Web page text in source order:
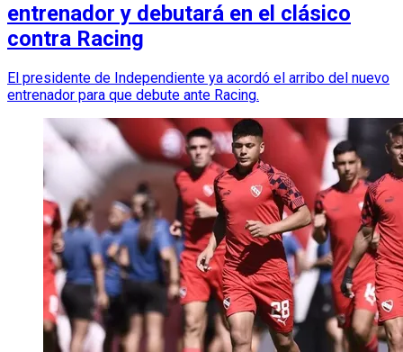
entrenador y debutará en el clásico
contra Racing
El presidente de Independiente ya acordó el arribo del nuevo
entrenador para que debute ante Racing.